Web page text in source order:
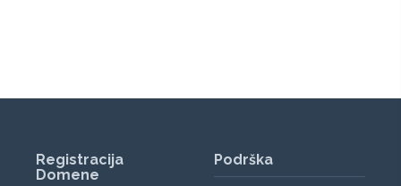
Registracija
Domene
Podrška